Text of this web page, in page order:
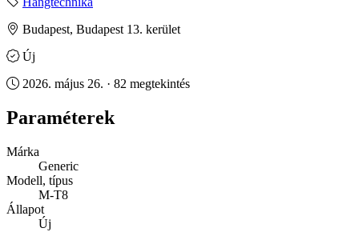
Budapest, Budapest 13. kerület
Új
2026. május 26. · 82 megtekintés
Paraméterek
Márka
Generic
Modell, típus
M-T8
Állapot
Új